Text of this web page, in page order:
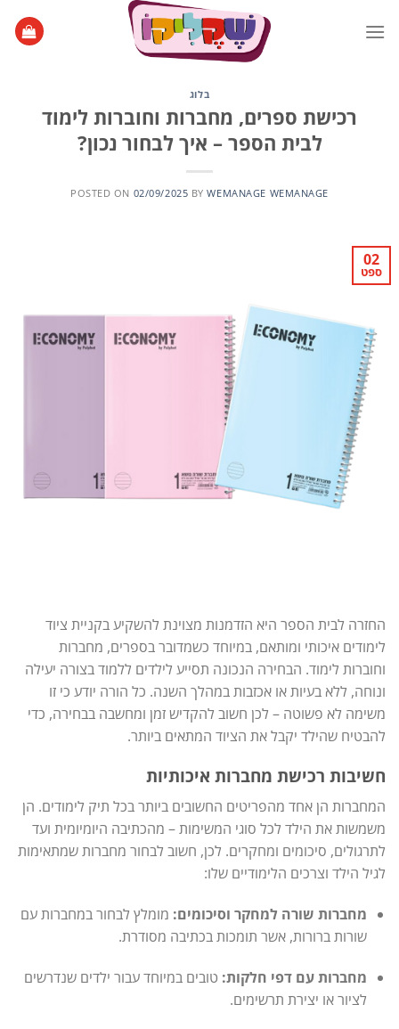
בלוג
רכישת ספרים, מחברות וחוברות לימוד
לבית הספר – איך לבחור נכון?
POSTED ON 02/09/2025 BYWEMANAGE WEMANAGE
02
ספט
החזרה לבית הספר היא הזדמנות מצוינת להשקיע בקניית ציוד
לימודים איכותי ומותאם, במיוחד כשמדובר בספרים, מחברות
וחוברות לימוד. הבחירה הנכונה תסייע לילדים ללמוד בצורה יעילה
ונוחה, ללא בעיות או אכזבות במהלך השנה. כל הורה יודע כי זו
משימה לא פשוטה – לכן חשוב להקדיש זמן ומחשבה בבחירה, כדי
להבטיח שהילד יקבל את הציוד המתאים ביותר.
חשיבות רכישת מחברות איכותיות
המחברות הן אחד מהפריטים החשובים ביותר בכל תיק לימודים. הן
משמשות את הילד לכל סוגי המשימות – מהכתיבה היומיומית ועד
לתרגולים, סיכומים ומחקרים. לכן, חשוב לבחור מחברות שמתאימות
לגיל הילד וצרכים הלימודיים שלו:
מחברות שורה למחקר וסיכומים: מומלץ לבחור במחברות עם
שורות ברורות, אשר תומכות בכתיבה מסודרת.
מחברות עם דפי חלקות: טובים במיוחד עבור ילדים שנדרשים
לציור או יצירת תרשימים.